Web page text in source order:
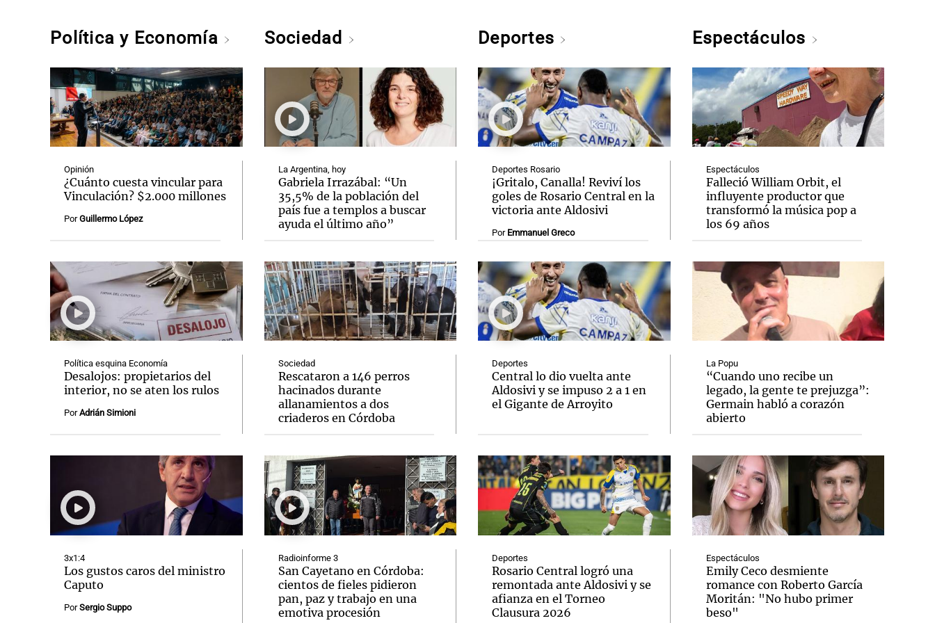
Política y Economía
Opinión
¿Cuánto cuesta vincular para
Vinculación? $2.000 millones
PorGuillermo López
Política esquina Economía
Desalojos: propietarios del
interior, no se aten los rulos
PorAdrián Simioni
3x1:4
Los gustos caros del ministro
Caputo
PorSergio Suppo
Sociedad
La Argentina, hoy
Gabriela Irrazábal: “Un
35,5% de la población del
país fue a templos a buscar
ayuda el último año”
Sociedad
Rescataron a 146 perros
hacinados durante
allanamientos a dos
criaderos en Córdoba
Radioinforme 3
San Cayetano en Córdoba:
cientos de fieles pidieron
pan, paz y trabajo en una
emotiva procesión
Deportes
Deportes Rosario
¡Gritalo, Canalla! Reviví los
goles de Rosario Central en la
victoria ante Aldosivi
Por Emmanuel Greco
Deportes
Central lo dio vuelta ante
Aldosivi y se impuso 2 a 1 en
el Gigante de Arroyito
Deportes
Rosario Central logró una
remontada ante Aldosivi y se
afianza en el Torneo
Clausura 2026
Espectáculos
Espectáculos
Falleció William Orbit, el
influyente productor que
transformó la música pop a
los 69 años
La Popu
“Cuando uno recibe un
legado, la gente te prejuzga”:
Germain habló a corazón
abierto
Espectáculos
Emily Ceco desmiente
romance con Roberto García
Moritán: "No hubo primer
beso"
Notas
El huracán de Arequito
Notas
Cadena 3 en Groenlandia
Notas